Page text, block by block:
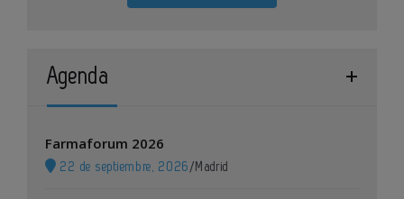
Agenda
Farmaforum 2026
22 de septiembre, 2026 / Madrid